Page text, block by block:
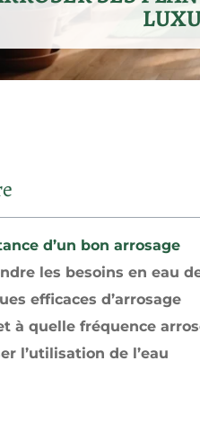
d’un bon arrosage
les besoins en eau
efficaces d’arrosage
à quelle fréquence
l’utilisation de l’eau